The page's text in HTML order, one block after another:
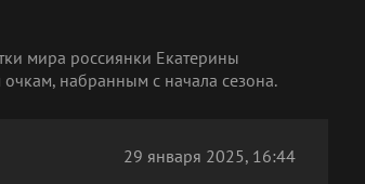
мира россиянки Екатерины
набранным с начала сезона.
29 января 2025, 16:44